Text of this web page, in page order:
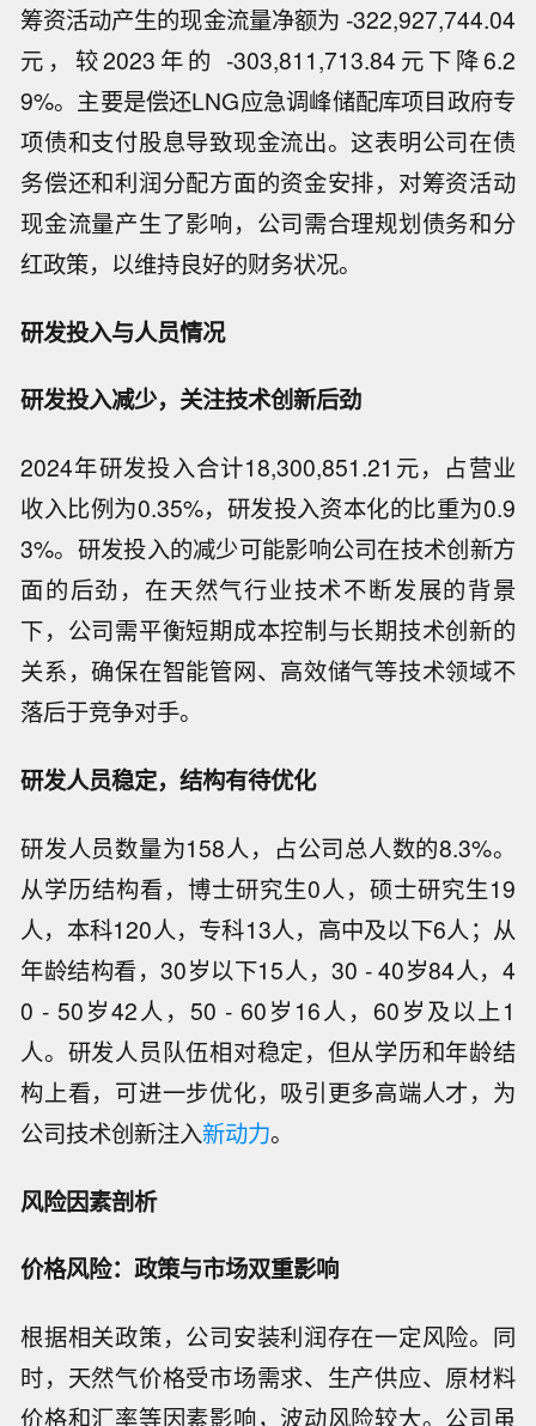
筹资活动产生的现金流量净额为 -322,927,744.04
元，较2023年的 -303,811,713.84元下降6.2
9%。主要是偿还LNG应急调峰储配库项目政府专
项债和支付股息导致现金流出。这表明公司在债
务偿还和利润分配方面的资金安排，对筹资活动
现金流量产生了影响，公司需合理规划债务和分
红政策，以维持良好的财务状况。
研发投入与人员情况
研发投入减少，关注技术创新后劲
2024年研发投入合计18,300,851.21元，占营业
收入比例为0.35%，研发投入资本化的比重为0.9
3%。研发投入的减少可能影响公司在技术创新方
面的后劲，在天然气行业技术不断发展的背景
下，公司需平衡短期成本控制与长期技术创新的
关系，确保在智能管网、高效储气等技术领域不
落后于竞争对手。
研发人员稳定，结构有待优化
研发人员数量为158人，占公司总人数的8.3%。
从学历结构看，博士研究生0人，硕士研究生19
人，本科120人，专科13人，高中及以下6人；从
年龄结构看，30岁以下15人，30 - 40岁84人，4
0 - 50岁42人，50 - 60岁16人，60岁及以上1
人。研发人员队伍相对稳定，但从学历和年龄结
构上看，可进一步优化，吸引更多高端人才，为
公司技术创新注入新动力。
风险因素剖析
价格风险：政策与市场双重影响
根据相关政策，公司安装利润存在一定风险。同
时，天然气价格受市场需求、生产供应、原材料
价格和汇率等因素影响，波动风险较大。公司虽